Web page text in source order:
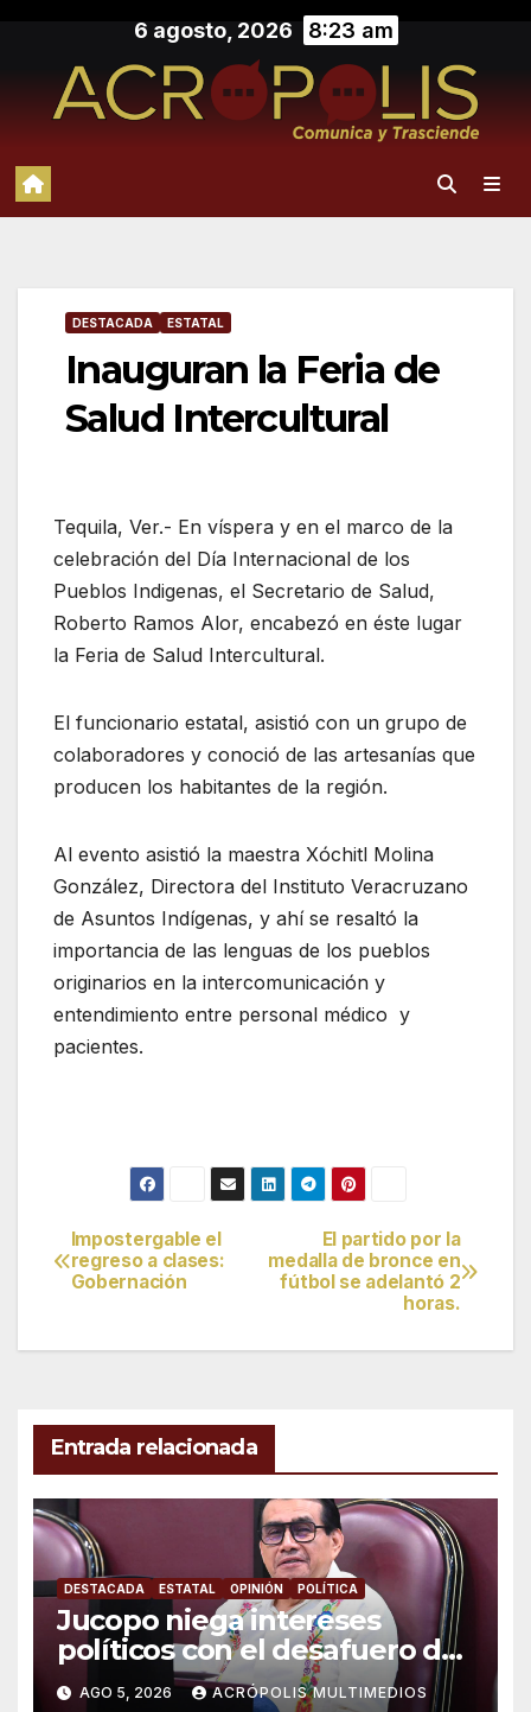
contenido
6 agosto, 2026 8:23 am
DESTACADA ESTATAL
Inauguran la Feria de
Salud Intercultural
Tequila, Ver.- En víspera y en el marco de la
celebración del Día Internacional de los
Pueblos Indigenas, el Secretario de Salud,
Roberto Ramos Alor, encabezó en éste lugar
la Feria de Salud Intercultural.
El funcionario estatal, asistió con un grupo de
colaboradores y conoció de las artesanías que
producen los habitantes de la región.
Al evento asistió la maestra Xóchitl Molina
González, Directora del Instituto Veracruzano
de Asuntos Indígenas, y ahí se resaltó la
importancia de las lenguas de los pueblos
originarios en la intercomunicación y
entendimiento entre personal médico y
pacientes.
Navegación
de
entradas
El partido por la
medalla de bronce en
fútbol se adelantó 2
horas.
Impostergable el
regreso a clases:
Gobernación
Entrada relacionada
DESTACADA ESTATAL OPINIÓN POLÍTICA
Jucopo niega intereses
políticos con el desafuero de
alcaldes
AGO 5, 2026 ACRÓPOLIS MULTIMEDIOS